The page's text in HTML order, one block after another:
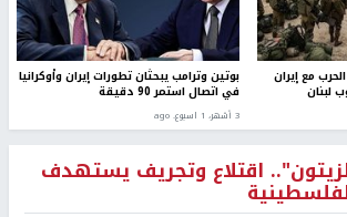
مع إيران
لبنان
بوتين وترامب يبحثان تطورات إيران وأوكرانيا
في اتصال استمر 90 دقيقة
3 أشهر، 1 اسبوع. ago
اقتلاع وتجريف يستهدف